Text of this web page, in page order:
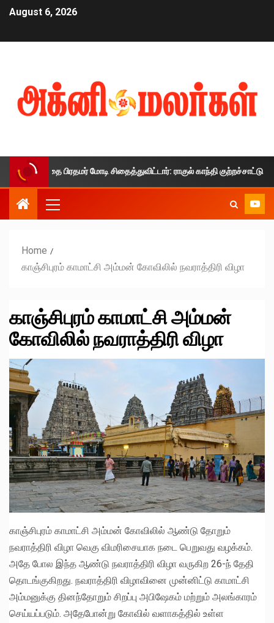
August 6, 2026
பிரதமர் மோடி சிதைத்துவிட்டார்: ராகுல் காந்தி குற்றச்சாட்டு
Home
காஞ்சிபுரம் காமாட்சி அம்மன் கோவிலில் நவராத்திரி விழா
காஞ்சிபுரம் காமாட்சி அம்மன்
கோவிலில் நவராத்திரி விழா
காஞ்சிபுரம் காமாட்சி அம்மன் கோவிலில் ஆண்டு தோறும்
நவராத்திரி விழா வெகு விமரிசையாக நடை பெறுவது வழக்கம்.
அதே போல இந்த ஆண்டு நவராத்திரி விழா வருகிற 26-ந் தேதி
தொடங்குகிறது. நவராத்திரி விழாவினை முன்னிட்டு காமாட்சி
அம்மனுக்கு தினந்தோறும் சிறப்பு அபிஷேகம் மற்றும் அலங்காரம்
செய்யப்படும். அதேபோன்று கோவில் வளாகத்தில் உள்ள